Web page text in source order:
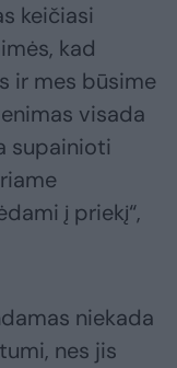
keičiasi
kad
ir mes būsime
visada
supainioti
į priekį“,
niekada
nes jis